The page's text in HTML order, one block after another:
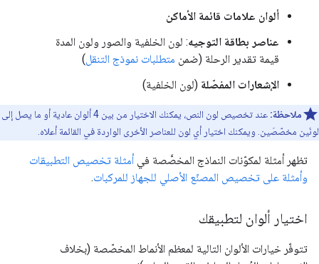
ألوان علامات قائمة الأماكن
عناصر بطاقة التوجيه: لون الخلفية والصور ولون المدة
قيمة تقدير الرحلة (ضمن متطلبات نموذج التنقل)
الإشعارات المفصّلة (لون الخلفية)
ملاحظة:
عند تخصيص لون النص، يمكنك الاختيار من بين 4 ألوان عادية أو ما يصل إلى
لونَين مخصّصَين. ويمكنك اختيار أي لون للعناصر الأخرى الواردة في القائمة أعلاه.
تظهر أمثلة لمكوّنات النماذج المخصَّصة فيأمثلة تخصيص التطبيقات
وأمثلة على تخصيص المصنّع الأصلي للجهاز للمركبات.
اختيار ألوان لتطبيقك
تتوفّر خيارات الألوان التالية لمعظم الأنماط المخصّصة (بخلاف